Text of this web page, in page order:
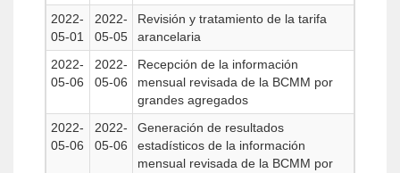
2022-
05-01
2022-
05-05
Revisión y tratamiento de la tarifa
arancelaria
2022-
05-06
2022-
05-06
Recepción de la información
mensual revisada de la BCMM por
grandes agregados
2022-
05-06
2022-
05-06
Generación de resultados
estadísticos de la información
mensual revisada de la BCMM por